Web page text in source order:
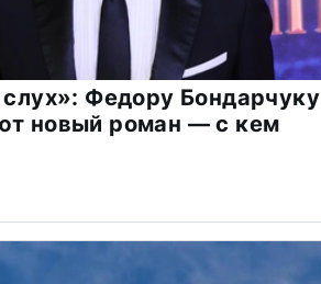
Федору Бондарчуку
новый роман — с кем